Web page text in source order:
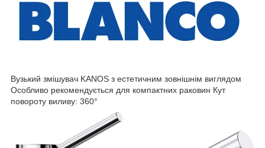
Вузький змішувач KANOS з естетичним зовнішнім виглядом
Особливо рекомендується для компактних раковин Кут
повороту виливу: 360°